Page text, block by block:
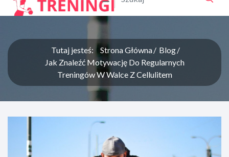
Tutaj jesteś: Strona Główna
Blog
Jak Znaleźć Motywację Do Regularnych
Treningów W Walce Z Cellulitem